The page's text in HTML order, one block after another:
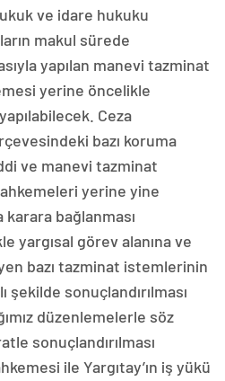
ve idare hukuku
makul sürede
yapılan manevi tazminat
yerine öncelikle
Ceza
bazı koruma
ve manevi tazminat
yerine yine
bağlanması
yargısal görev alanına ve
bazı tazminat istemlerinin
şekilde sonuçlandırılması
düzenlemelerle söz
sonuçlandırılması
ile Yargıtay’ın iş yükü